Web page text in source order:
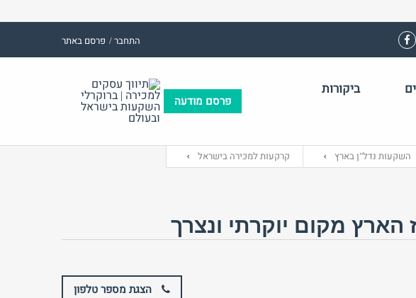
התחבר /
התחבר באמצעות:
פרסם באתר
אימייל
התחבר באמצעות:
פרסם מודעה
ביקורות
השקעות נדל"ן בארץ קרקעות למכירה בישראל
הארץ מקום יוקרתי ונצרך
הצגת מספר טלפון